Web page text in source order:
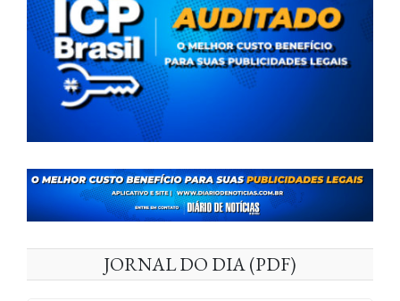
JORNAL DO DIA (PDF)